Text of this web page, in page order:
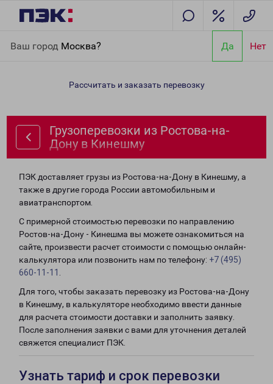
Ваш город Москва? Да Нет
Кинешму
Рассчитать и заказать перевозку
Грузоперевозки из Ростова-на-
Дону в Кинешму
ПЭК доставляет грузы из Ростова-на-Дону в Кинешму, а
также в другие города России автомобильным и
авиатранспортом.
С примерной стоимостью перевозки по направлению
Ростов-на-Дону - Кинешма вы можете ознакомиться на
сайте, произвести расчет стоимости с помощью онлайн-
калькулятора или позвонить нам по телефону: +7 (495)
660-11-11
Для того, чтобы заказать перевозку из Ростова-на-Дону
в Кинешму, в калькуляторе необходимо ввести данные
для расчета стоимости доставки и заполнить заявку.
После заполнения заявки с вами для уточнения деталей
свяжется специалист ПЭК.
Узнать тариф и срок перевозки